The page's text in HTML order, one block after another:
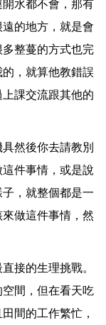
水都不會，那有
的地方，就是會
整蔓的方式也完
，就算他教錯誤
課交流跟其他的
然後你去請教別
件事情，或是說
，就整個都是一
做這件事情，然
接的生理挑戰。
間，但在看天吃
間的工作繁忙，